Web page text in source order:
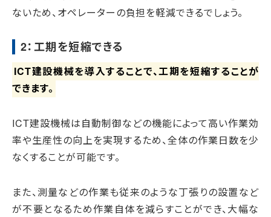
ないため、オペレーターの負担を軽減できるでしょう。
2：工期を短縮できる
ICT建設機械を導入することで、工期を短縮することが
できます。
ICT建設機械は自動制御などの機能によって高い作業効
率や生産性の向上を実現するため、全体の作業日数を少
なくすることが可能です。
また、測量などの作業も従来のような丁張りの設置など
が不要となるため作業自体を減らすことができ、大幅な